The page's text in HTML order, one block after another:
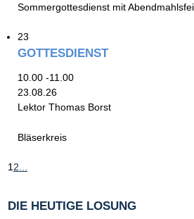
Sommergottesdienst mit
23
GOTTESDIENST
10.00 -11.00
23.08.26
Lektor Thomas Borst
Bläserkreis
12...
DIE HEUTIGE LOSUNG